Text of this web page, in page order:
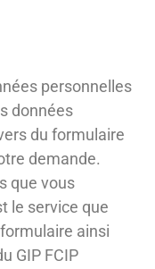
personnelles
données
du formulaire
demande.
que vous
le service que
ainsi
GIP FCIP